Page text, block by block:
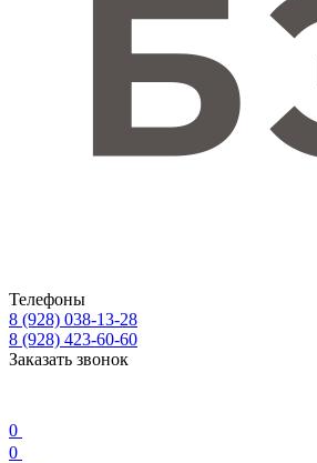
Телефоны
8 (928) 038-13-28
8 (928) 423-60-60
Заказать звонок
0
0